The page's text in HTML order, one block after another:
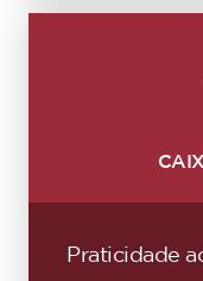
Praticidade